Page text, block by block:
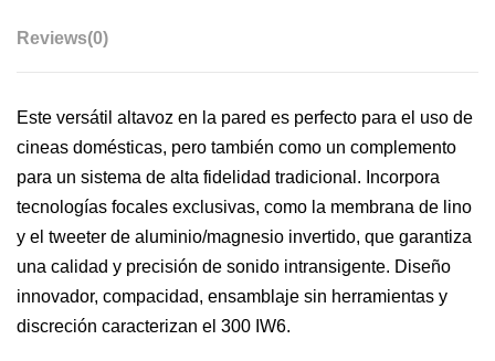
Reviews(0)
Este versátil altavoz en la pared es perfecto para el uso de
cineas domésticas, pero también como un complemento
para un sistema de alta fidelidad tradicional. Incorpora
tecnologías focales exclusivas, como la membrana de lino
y el tweeter de aluminio/magnesio invertido, que garantiza
una calidad y precisión de sonido intransigente. Diseño
innovador, compacidad, ensamblaje sin herramientas y
discreción caracterizan el 300 IW6.